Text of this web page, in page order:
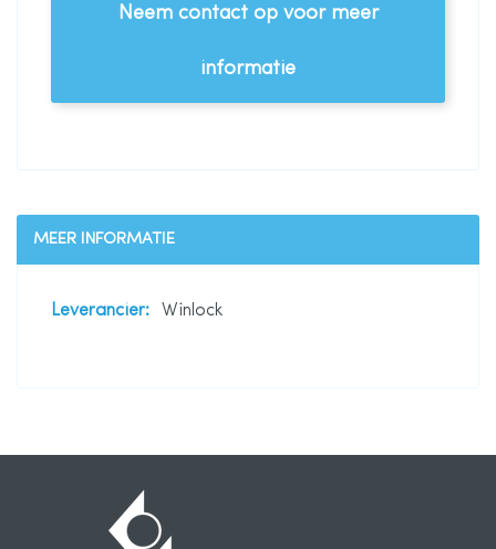
Neem contact op voor meer
informatie
MEER INFORMATIE
Meer
Winlock